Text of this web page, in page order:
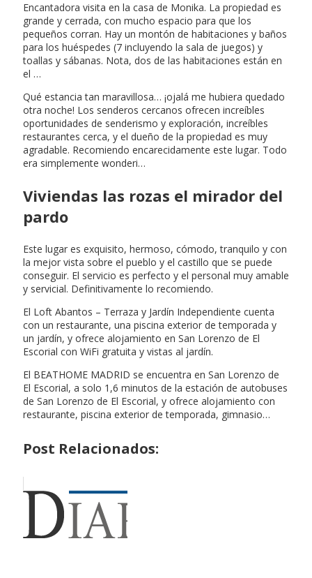
Encantadora visita en la casa de Monika. La propiedad es
grande y cerrada, con mucho espacio para que los
pequeños corran. Hay un montón de habitaciones y baños
para los huéspedes (7 incluyendo la sala de juegos) y
toallas y sábanas. Nota, dos de las habitaciones están en
el …
Qué estancia tan maravillosa… ¡ojalá me hubiera quedado
otra noche! Los senderos cercanos ofrecen increíbles
oportunidades de senderismo y exploración, increíbles
restaurantes cerca, y el dueño de la propiedad es muy
agradable. Recomiendo encarecidamente este lugar. Todo
era simplemente wonderi…
Viviendas las rozas el mirador del
pardo
Este lugar es exquisito, hermoso, cómodo, tranquilo y con
la mejor vista sobre el pueblo y el castillo que se puede
conseguir. El servicio es perfecto y el personal muy amable
y servicial. Definitivamente lo recomiendo.
El Loft Abantos – Terraza y Jardín Independiente cuenta
con un restaurante, una piscina exterior de temporada y
un jardín, y ofrece alojamiento en San Lorenzo de El
Escorial con WiFi gratuita y vistas al jardín.
El BEATHOME MADRID se encuentra en San Lorenzo de
El Escorial, a solo 1,6 minutos de la estación de autobuses
de San Lorenzo de El Escorial, y ofrece alojamiento con
restaurante, piscina exterior de temporada, gimnasio…
Post Relacionados: